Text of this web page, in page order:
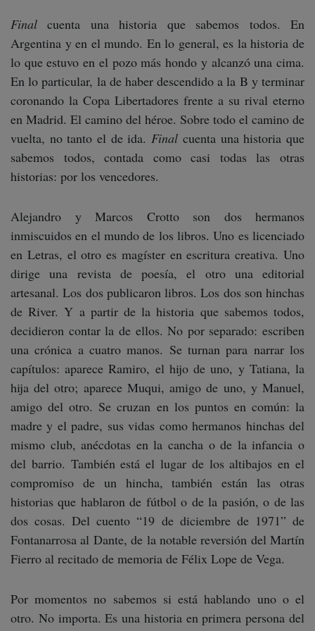
Final cuenta una historia que sabemos todos. En
Argentina y en el mundo. En lo general, es la historia de
lo que estuvo en el pozo más hondo y alcanzó una cima.
En lo particular, la de haber descendido a la B y terminar
coronando la Copa Libertadores frente a su rival eterno
en Madrid. El camino del héroe. Sobre todo el camino de
vuelta, no tanto el de ida.Final cuenta una historia que
sabemos todos, contada como casi todas las otras
historias: por los vencedores.
Alejandro y Marcos Crotto son dos hermanos
inmiscuidos en el mundo de los libros. Uno es licenciado
en Letras, el otro es magíster en escritura creativa. Uno
dirige una revista de poesía, el otro una editorial
artesanal. Los dos publicaron libros. Los dos son hinchas
de River. Y a partir de la historia que sabemos todos,
decidieron contar la de ellos. No por separado: escriben
una crónica a cuatro manos. Se turnan para narrar los
capítulos: aparece Ramiro, el hijo de uno, y Tatiana, la
hija del otro; aparece Muqui, amigo de uno, y Manuel,
amigo del otro. Se cruzan en los puntos en común: la
madre y el padre, sus vidas como hermanos hinchas del
mismo club, anécdotas en la cancha o de la infancia o
del barrio. También está el lugar de los altibajos en el
compromiso de un hincha, también están las otras
historias que hablaron de fútbol o de la pasión, o de las
dos cosas. Del cuento “19 de diciembre de 1971” de
Fontanarrosa al Dante, de la notable reversión del Martín
Fierro al recitado de memoria de Félix Lope de Vega.
Por momentos no sabemos si está hablando uno o el
otro. No importa. Es una historia en primera persona del